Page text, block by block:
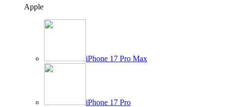
Apple
iPhone 17 Pro Max
iPhone 17 Pro